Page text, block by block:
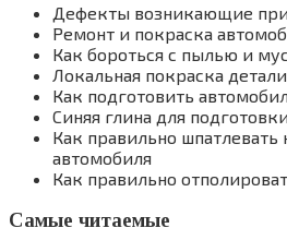
Дефекты возникающие
Ремонт и покраска
Как бороться с пылью и
Локальная покраска
Как подготовить
Синяя глина для
Как правильно шпатлевать
автомобиля
Как правильно
Самые читаемые